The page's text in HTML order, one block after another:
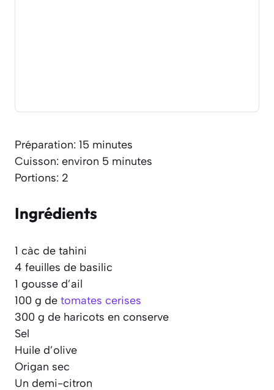
Préparation: 15 minutes
Cuisson: environ 5 minutes
Portions: 2
Ingrédients
1 càc de tahini
4 feuilles de basilic
1 gousse d’ail
100 g de tomates cerises
300 g de haricots en conserve
Sel
Huile d’olive
Origan sec
Un demi-citron